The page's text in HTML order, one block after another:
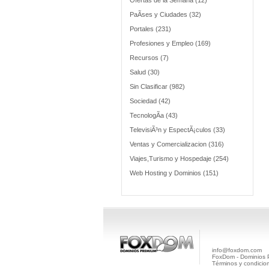
PaÃ­ses y Ciudades (32)
Portales (231)
Profesiones y Empleo (169)
Recursos (7)
Salud (30)
Sin Clasificar (982)
Sociedad (42)
TecnologÃ­a (43)
TelevisiÃ³n y EspectÃ¡culos (33)
Ventas y Comercializacion (316)
Viajes,Turismo y Hospedaje (254)
Web Hosting y Dominios (151)
info@foxdom.com
FoxDom - Dominios
Términos y